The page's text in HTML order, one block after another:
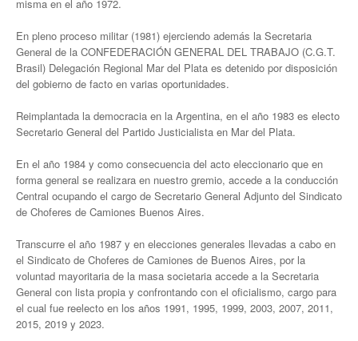
Galería de videos
Campañas de prevención
Memoria histórica
Política de Privacidad
Buscar
Secretarías
Secretaría general
Secretaría general adjunta
misma en el año 1972.
En pleno proceso militar (1981) ejerciendo además la Secretaria
General de la CONFEDERACIÓN GENERAL DEL TRABAJO (C.G.T.
Brasil) Delegación Regional Mar del Plata es detenido por disposición
del gobierno de facto en varias oportunidades.
Reimplantada la democracia en la Argentina, en el año 1983 es electo
Secretario General del Partido Justicialista en Mar del Plata.
En el año 1984 y como consecuencia del acto eleccionario que en
forma general se realizara en nuestro gremio, accede a la conducción
Central ocupando el cargo de Secretario General Adjunto del Sindicato
de Choferes de Camiones Buenos Aires.
Transcurre el año 1987 y en elecciones generales llevadas a cabo en
el Sindicato de Choferes de Camiones de Buenos Aires, por la
voluntad mayoritaria de la masa societaria accede a la Secretaria
General con lista propia y confrontando con el oficialismo, cargo para
el cual fue reelecto en los años 1991, 1995, 1999, 2003, 2007, 2011,
2015, 2019 y 2023.